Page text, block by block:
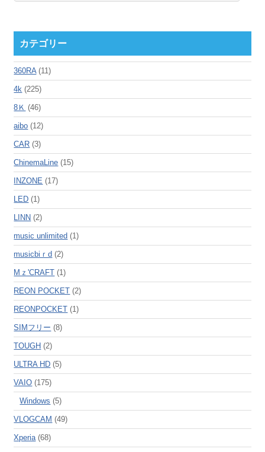
カテゴリー
360RA(11)
4k (225)
8Ｋ (46)
aibo (12)
CAR (3)
ChinemaLine (15)
INZONE (17)
LED (1)
LINN (2)
music unlimited (1)
musicbiｒd (2)
Mｚ'CRAFT (1)
REON POCKET (2)
REONPOCKET (1)
SIMフリー (8)
TOUGH (2)
ULTRA HD (5)
VAIO (175)
Windows (5)
VLOGCAM (49)
Xperia(68)